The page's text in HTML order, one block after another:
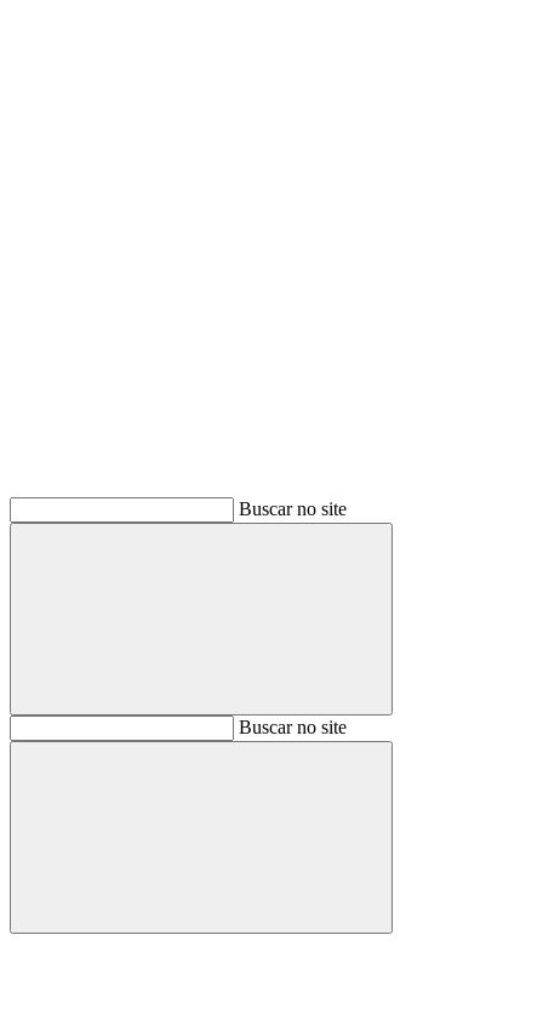
Buscar no site
BuscarBuscar no site
Buscar